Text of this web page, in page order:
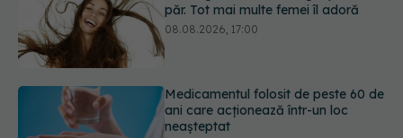
ani care acționează într-un loc
neașteptat
Transpirații nocturne: semnul ignorat
care poate ascunde probleme
serioase de sănătate